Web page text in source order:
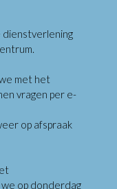
met het
vragen per e-
op afspraak
op donderdag